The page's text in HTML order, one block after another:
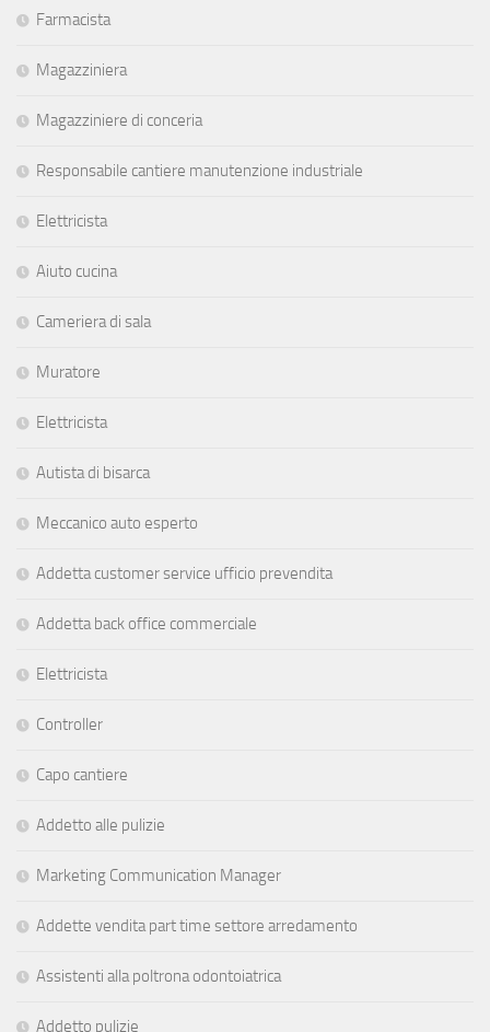
Farmacista
Magazziniera
Magazziniere di conceria
Responsabile cantiere manutenzione industriale
Elettricista
Aiuto cucina
Cameriera di sala
Muratore
Elettricista
Autista di bisarca
Meccanico auto esperto
Addetta customer service ufficio prevendita
Addetta back office commerciale
Elettricista
Controller
Capo cantiere
Addetto alle pulizie
Marketing Communication Manager
Addette vendita part time settore arredamento
Assistenti alla poltrona odontoiatrica
Addetto pulizie